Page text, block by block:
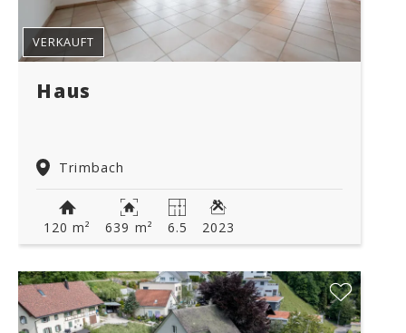
Haus
Trimbach
VERKAUFT
120 m² 639 m² 6.5 2023